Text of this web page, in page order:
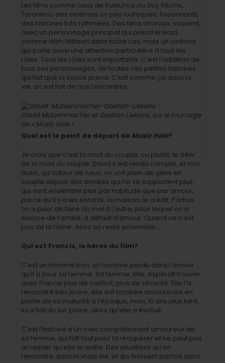
Les films comme ceux de Kusturica ou Guy Ritchie,
Tarantino, des cinémas un peu loufoques, foisonnants,
des histoires très rythmées. Des films choraux, souvent,
avec un personnage principal qui prend le lead,
comme Wim Willaert dans notre cas, mais un cinéma
qui porte aussi une attention particulière à tous les
rôles. Tous les rôles sont importants. C’est l’addition de
tous ces personnages, de toutes ces petites histoires
qui fait que la sauce prend. C’est comme ça dans la
vie, on est fait de nos rencontres.
David Mutzenmacher et Gaëtan Liekens, sur le tournage
de « Music Hole »
Quel est le point de départ de Music Hole?
Je crois que c’est la mort du couple, ou plutôt, le déni
de la mort du couple. David s’est rendu compte, et moi
aussi, qu’autour de nous, on voit plein de gens en
couple depuis des années qui ne se supportent plus,
qui sont ensemble plus par habitude que par amour,
parce qu’il y a les enfants, la maison, le crédit. Parfois
on a peur de faire du mal à l’autre, pour lequel on a
encore de l’amitié, à défaut d’amour. Quand ce n’est
pas de la haine. Alors on reste ensemble…
Qui est Francis, le héros du film?
C’est un homme bon, un homme perdu dans l’amour
qu’il a pour sa femme. Sa femme, elle, espérait trouver
avec Francis plus de confort, plus de sécurité. Elle l’a
rencontré très jeune, elle est tombée amoureuse en
partie de sa maturité à l’époque, mais 10 ans plus tard,
lui a fait du sur place, alors qu’elle a évolué.
C’est l’histoire d’un mec complètement amoureux de
sa femme, qui fait tout pour la récupérer et ne peut pas
accepter qu’elle le quitte. Des situations qu’on
rencontre dans la vraie vie, et qui finissent parfois dans